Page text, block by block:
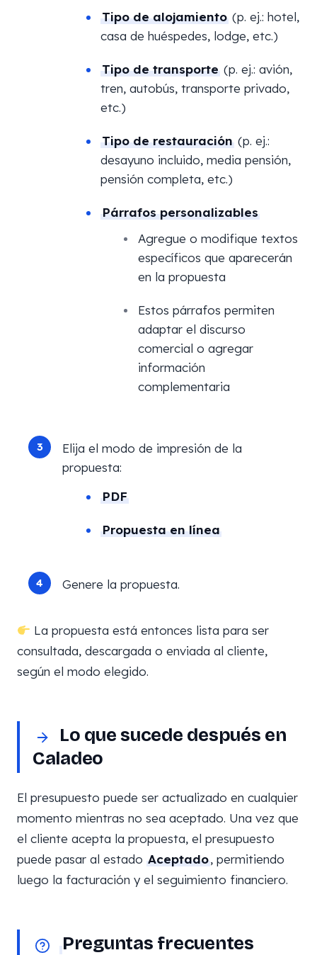
Tipo de alojamiento(p. ej.: hotel,
casa de huéspedes, lodge, etc.)
Tipo de transporte(p. ej.: avión,
tren, autobús, transporte privado,
etc.)
Tipo de restauración(p. ej.:
desayuno incluido, media pensión,
pensión completa, etc.)
Párrafos personalizables
Agregue o modifique textos
específicos que aparecerán
en la propuesta
Estos párrafos permiten
adaptar el discurso
comercial o agregar
información
complementaria
Elija el modo de impresión de la
propuesta:
PDF
Propuesta en línea
Genere la propuesta.
La propuesta está entonces lista para ser
consultada, descargada o enviada al cliente,
según el modo elegido.
Lo que sucede después en
Caladeo
El presupuesto puede ser actualizado en cualquier
momento mientras no sea aceptado. Una vez que
el cliente acepta la propuesta, el presupuesto
puede pasar al estado Aceptado, permitiendo
luego la facturación y el seguimiento financiero.
Preguntas frecuentes